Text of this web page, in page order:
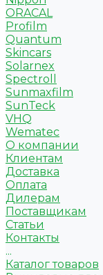
ORACAL
Profilm
Quantum
Skincars
Solarnex
Spectroll
Sunmaxfilm
SunTeck
VHQ
Wematec
О компании
Клиентам
Доставка
Оплата
Дилерам
Поставщикам
Статьи
Контакты
...
Каталог товаров